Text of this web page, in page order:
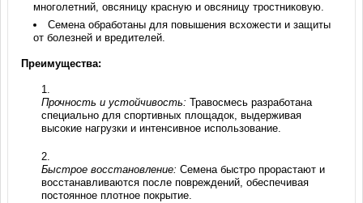
многолетний, овсяницу красную и овсяницу тростниковую.
Семена обработаны для повышения всхожести и защиты
от болезней и вредителей.
Преимущества:
Прочность и устойчивость: Травосмесь разработана
специально для спортивных площадок, выдерживая
высокие нагрузки и интенсивное использование.
Быстрое восстановление: Семена быстро прорастают и
восстанавливаются после повреждений, обеспечивая
постоянное плотное покрытие.